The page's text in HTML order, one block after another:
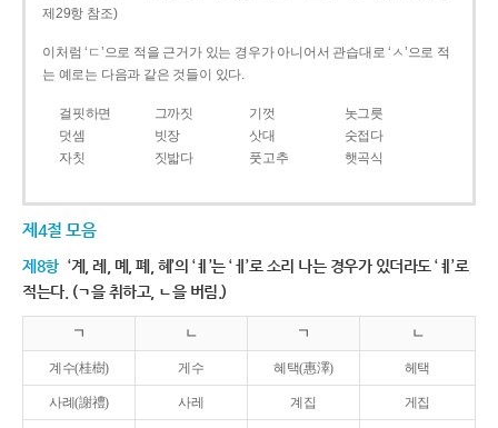
제29항 참조)
이처럼 ‘ㄷ’으로 적을 근거가 있는 경우가 아니어서 관습대로 ‘ㅅ’으로 적
는 예로는 다음과 같은 것들이 있다.
걸핏하면 그까짓 기껏
놋그릇
덧셈
빗장 삿대
숫접다
자칫
짓밟다 풋고추 햇곡식
제4절 모음
제8항 ‘계, 례, 몌, 폐, 혜’의 ‘ㅖ’는 ‘ㅔ’로 소리 나는 경우가 있더라도 ‘ㅖ’로
적는다. (ㄱ을 취하고, ㄴ을 버림.)
ㄱ ㄴ ㄱ ㄴ
계수(桂樹) 게수 혜택(惠澤) 헤택
사례(謝禮) 사레 계집 게집